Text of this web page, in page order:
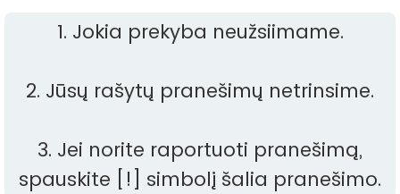
1. Jokia prekyba neužsiimame.
2. Jūsų rašytų pranešimų netrinsime.
3. Jei norite raportuoti pranešimą,
spauskite [!] simbolį šalia pranešimo.